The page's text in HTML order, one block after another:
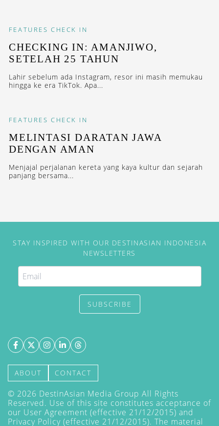
FEATURES CHECK IN
CHECKING IN: AMANJIWO,
SETELAH 25 TAHUN
Lahir sebelum ada Instagram, resor ini masih memukau
hingga ke era TikTok. Apa...
FEATURES CHECK IN
MELINTASI DARATAN JAWA
DENGAN AMAN
Menjajal perjalanan kereta yang kaya kultur dan sejarah
panjang bersama...
STAY INSPIRED WITH OUR DESTINASIAN INDONESIA
NEWSLETTERS
SUBSCRIBE
ABOUT CONTACT
© 2026 DestinAsian Media Group All Rights
Reserved. Use of this site constitutes acceptance of
our User Agreement (effective 21/12/2015) and
Privacy Policy (effective 21/12/2015). The material